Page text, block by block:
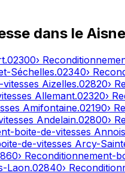
dans le Aisne
.02300›
Séchelles.02340›
Aizelles.02820›
Allemant.02320›
Amifontaine.02190›
Andelain.02800›
boite-de-vitesses Annois
de-vitesses Arcy-
› Reconditionnement-
Laon.02840›